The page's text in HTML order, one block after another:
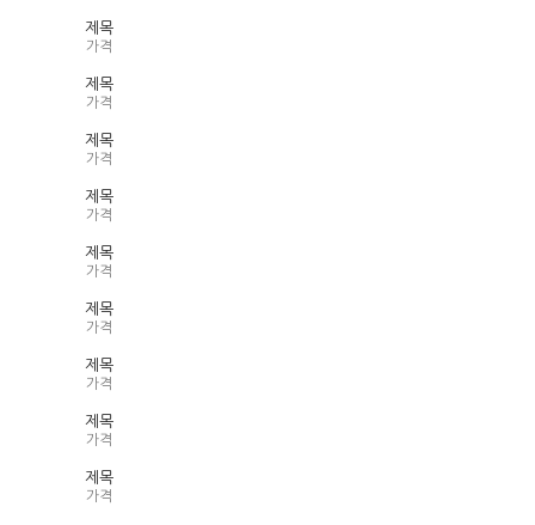
제목
가격
제목
가격
제목
가격
제목
가격
제목
가격
제목
가격
제목
가격
제목
가격
제목
가격